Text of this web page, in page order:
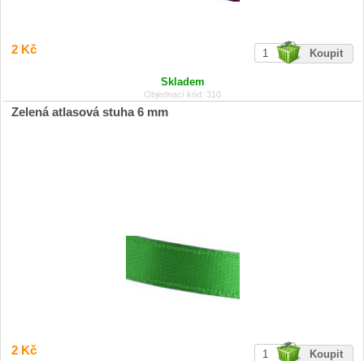
2 Kč
Skladem
Objednací kód: 310
Zelená atlasová stuha 6 mm
2 Kč